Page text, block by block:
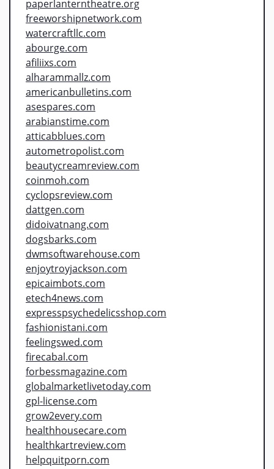
paperlanterntheatre.org
freeworshipnetwork.com
watercraftllc.com
abourge.com
afiliixs.com
alharammallz.com
americanbulletins.com
asespares.com
arabianstime.com
atticabblues.com
autometropolist.com
beautycreamreview.com
coinmoh.com
cyclopsreview.com
dattgen.com
didoivatnang.com
dogsbarks.com
dwmsoftwarehouse.com
enjoytroyjackson.com
epicaimbots.com
etech4news.com
expresspsychedelicsshop.com
fashionistani.com
feelingswed.com
firecabal.com
forbessmagazine.com
globalmarketlivetoday.com
gpl-license.com
grow2every.com
healthhousecare.com
healthkartreview.com
helpquitporn.com